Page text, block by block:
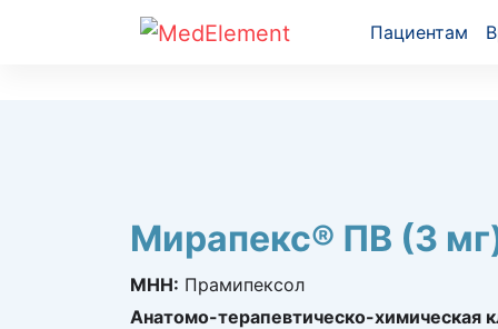
Пациентам
Мирапекс® ПВ (3
МНН: Прамипексол
Анатомо-терапевтическо-химическая